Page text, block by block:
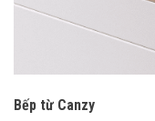
Bếp từ Canzy